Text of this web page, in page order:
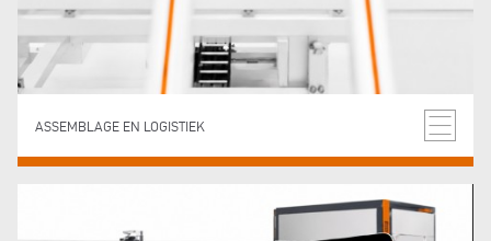
ASSEMBLAGE EN LOGISTIEK